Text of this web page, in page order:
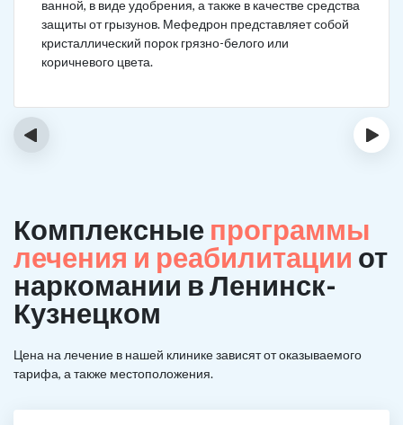
ванной, в виде удобрения, а также в качестве средства
защиты от грызунов. Мефедрон представляет собой
кристаллический порок грязно-белого или
коричневого цвета.
‹ ›
Комплексные программы
лечения и реабилитации от
наркомании в Ленинск-
Кузнецком
Цена на лечение в нашей клинике зависят от оказываемого
тарифа, а также местоположения.